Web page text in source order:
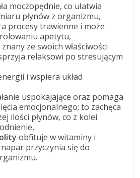
moczopędnie, co ułatwia
płynów z organizmu,
procesy trawienne i może
apetytu,
ze swoich właściwości
relaksowi po stresującym
i wspiera układ
uspokajające oraz pomaga
emocjonalnego; to zachęca
ilości płynów, co z kolei
obfituje w witaminy i
przyczynia się do